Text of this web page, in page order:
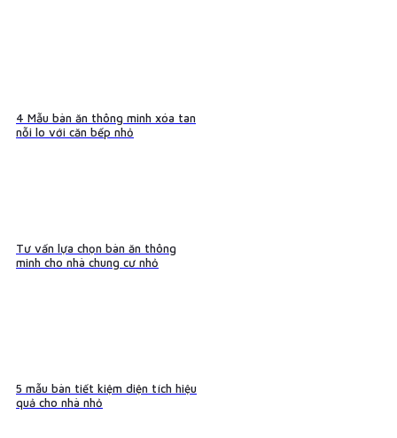
4 Mẫu bàn ăn thông minh xóa tan
nỗi lo với căn bếp nhỏ
Tư vấn lựa chọn bàn ăn thông
minh cho nhà chung cư nhỏ
5 mẫu bàn tiết kiệm diện tích hiệu
quả cho nhà nhỏ